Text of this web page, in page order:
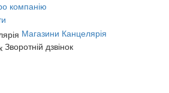
компанію
Магазини Канцелярія
Зворотній дзвінок